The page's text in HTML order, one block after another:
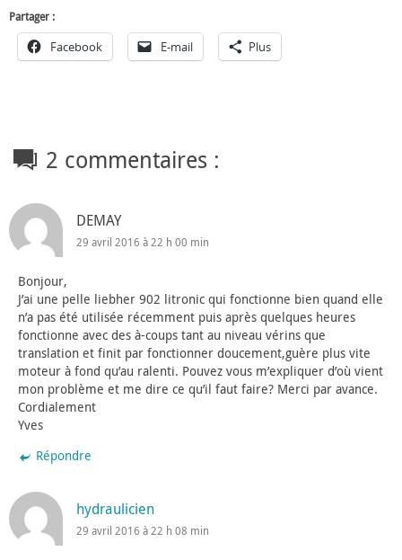
Partager :
Facebook E-mail Plus
2 commentaires :
DEMAY
29 avril 2016 à 22 h 00 min
Bonjour,
J’ai une pelle liebher 902 litronic qui fonctionne bien quand elle
n’a pas été utilisée récemment puis après quelques heures
fonctionne avec des à-coups tant au niveau vérins que
translation et finit par fonctionner doucement,guère plus vite
moteur à fond qu’au ralenti. Pouvez vous m’expliquer d’où vient
mon problème et me dire ce qu’il faut faire? Merci par avance.
Cordialement
Yves
Répondre
hydraulicien
29 avril 2016 à 22 h 08 min